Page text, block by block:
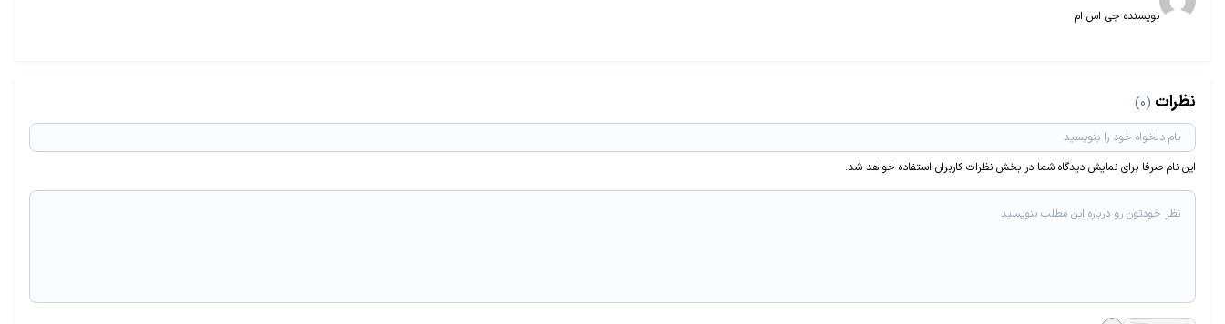
نویسنده جی اس ام
نظرات (0)
این نام صرفا برای نمایش دیدگاه شما در بخش نظرات کاربران استفاده خواهد شد.